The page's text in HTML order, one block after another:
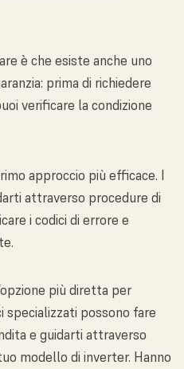
è che esiste anche uno
prima di richiedere
verificare la condizione
approccio più efficace. I
attraverso procedure di
i codici di errore e
più diretta per
possono fare
e guidarti attraverso
modello di inverter. Hanno